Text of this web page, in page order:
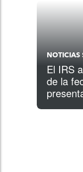
NOTICIAS
El IRS
de la